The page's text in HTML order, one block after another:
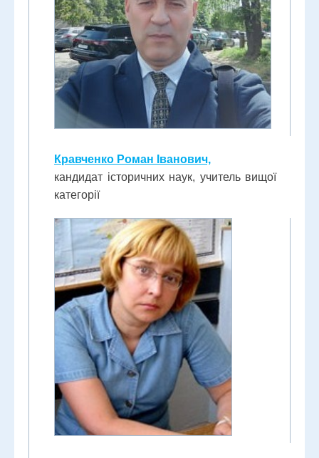
Кравченко Роман Іванович,
кандидат історичних наук, учитель вищої
категорії